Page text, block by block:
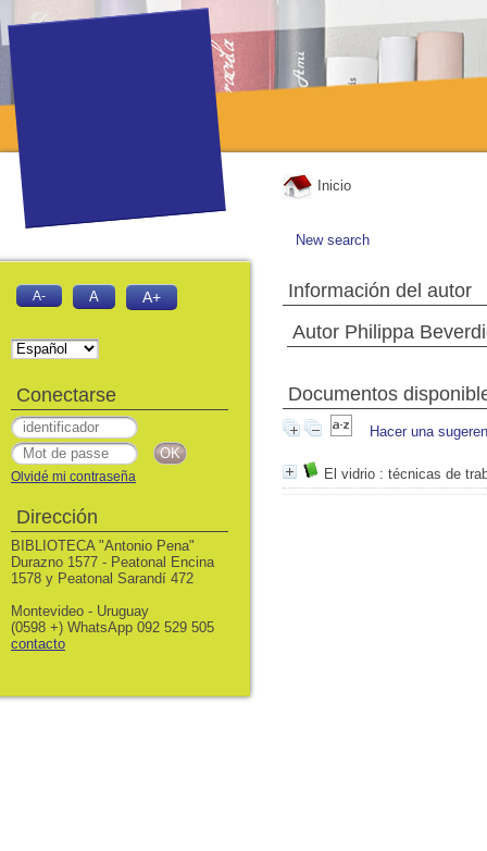
Inicio
New search
Información del autor
Autor Philippa
Documentos
Hacer una
El vidrio : técnicas de
A- A A+
Conectarse
Olvidé mi contraseña
Dirección
BIBLIOTECA "Antonio Pena"
Durazno 1577 - Peatonal Encina
1578 y Peatonal Sarandí 472
Montevideo - Uruguay
(0598 +) WhatsApp 092 529 505
contacto